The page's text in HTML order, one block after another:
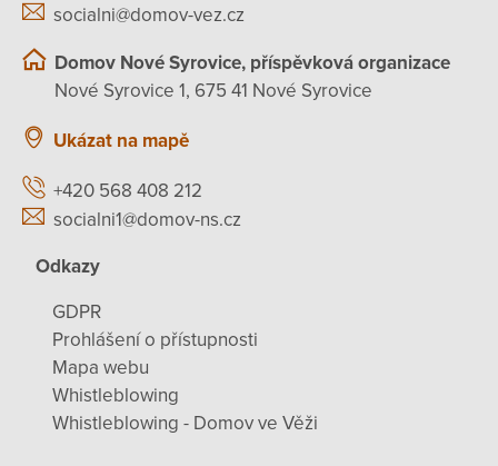
socialni@domov-vez.cz
Domov Nové Syrovice, příspěvková organizace
Nové Syrovice 1, 675 41 Nové Syrovice
Ukázat na mapě
+420 568 408 212
socialni1@domov-ns.cz
Odkazy
GDPR
Prohlášení o přístupnosti
Mapa webu
Whistleblowing
Whistleblowing - Domov ve Věži